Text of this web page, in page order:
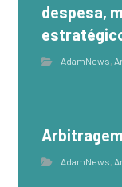
despesa,
AdamNews,
AdamNews,